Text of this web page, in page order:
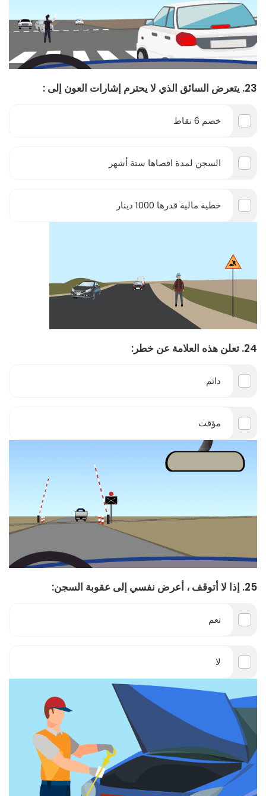
23. يتعرض السائق الذي لا يحترم إشارات العون إلى :
خصم 6 نقاط
السجن لمدة اقصاها ستة أشهر
خطية مالية قدرها 1000 دينار
24. تعلن هذه العلامة عن خطر:
دائم
مؤقت
25. إذا لا أتوقف ، أعرض نفسي إلى عقوبة السجن:
نعم
لا